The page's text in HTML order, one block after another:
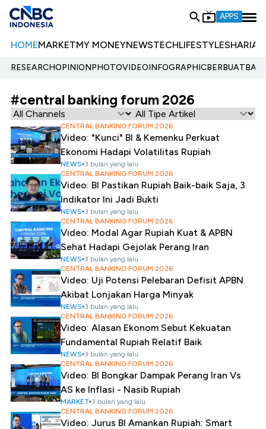
APPS
HOMEMARKETMY MONEYNEWSTECHLIFESTYLESHARIA
RESEARCHOPINIONPHOTOVIDEOINFOGRAPHIC
#central banking forum 2026
CENTRAL BANKING FORUM 2026
Video: "Kunci" BI & Kemenku Perkuat
Ekonomi Hadapi Volatilitas Rupiah
NEWS 3 bulan yang lalu
CENTRAL BANKING FORUM 2026
Video: BI Pastikan Rupiah Baik-baik Saja, 3
Indikator Ini Jadi Bukti
NEWS 3 bulan yang lalu
CENTRAL BANKING FORUM 2026
Video: Modal Agar Rupiah Kuat & APBN
Sehat Hadapi Gejolak Perang Iran
NEWS 3 bulan yang lalu
CENTRAL BANKING FORUM 2026
Video: Uji Potensi Pelebaran Defisit APBN
Akibat Lonjakan Harga Minyak
NEWS 3 bulan yang lalu
CENTRAL BANKING FORUM 2026
Video: Alasan Ekonom Sebut Kekuatan
Fundamental Rupiah Relatif Baik
NEWS 3 bulan yang lalu
CENTRAL BANKING FORUM 2026
Video: BI Bongkar Dampak Perang Iran Vs
AS ke Inflasi - Nasib Rupiah
MARKET 3 bulan yang lalu
CENTRAL BANKING FORUM 2026
Video: Jurus BI Amankan Rupiah: Smart